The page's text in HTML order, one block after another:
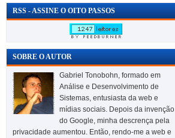
RSS - ASSINE O OITO PASSOS
SOBRE O AUTOR
Gabriel Tonobohn, formado em
Análise e Desenvolvimento de
Sistemas, entusiasta da web e
mídias sociais. Depois da invenção
do Google, minha descrença pela
privacidade aumentou. Então, rendo-me a web e